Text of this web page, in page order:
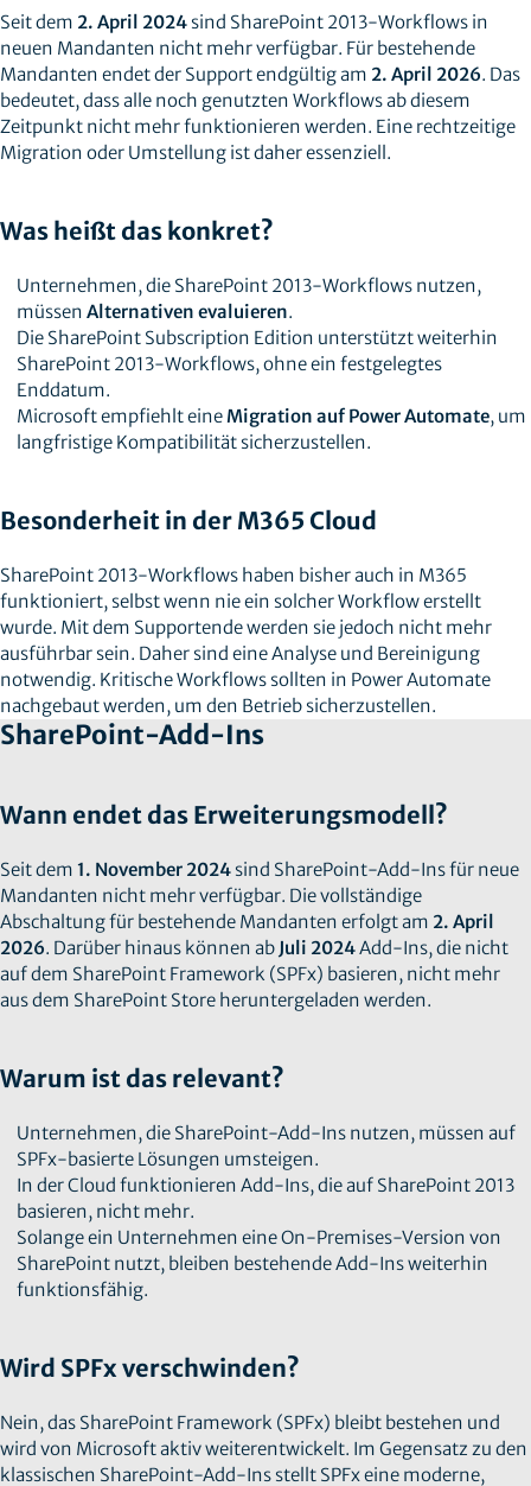
Seit dem 2. April 2024 sind SharePoint 2013-Workflows in
neuen Mandanten nicht mehr verfügbar. Für bestehende
Mandanten endet der Support endgültig am 2. April 2026. Das
bedeutet, dass alle noch genutzten Workflows ab diesem
Zeitpunkt nicht mehr funktionieren werden. Eine rechtzeitige
Migration oder Umstellung ist daher essenziell.
Was heißt das konkret?
Unternehmen, die SharePoint 2013-Workflows nutzen,
müssen Alternativen evaluieren.
Die SharePoint Subscription Edition unterstützt weiterhin
SharePoint 2013-Workflows, ohne ein festgelegtes
Enddatum.
Microsoft empfiehlt eineMigration auf Power Automate, um
langfristige Kompatibilität sicherzustellen.
Besonderheit in der M365 Cloud
SharePoint 2013-Workflows haben bisher auch in M365
funktioniert, selbst wenn nie ein solcher Workflow erstellt
wurde. Mit dem Supportende werden sie jedoch nicht mehr
ausführbar sein. Daher sind eine Analyse und Bereinigung
notwendig. Kritische Workflows sollten in Power Automate
nachgebaut werden, um den Betrieb sicherzustellen.
SharePoint-Add-Ins
Wann endet das Erweiterungsmodell?
Seit dem 1. November 2024 sind SharePoint-Add-Ins für neue
Mandanten nicht mehr verfügbar. Die vollständige
Abschaltung für bestehende Mandanten erfolgt am 2. April
2026. Darüber hinaus können ab Juli 2024Add-Ins, die nicht
auf dem SharePoint Framework (SPFx) basieren, nicht mehr
aus dem SharePoint Store heruntergeladen werden.
Warum ist das relevant?
Unternehmen, die SharePoint-Add-Ins nutzen, müssen auf
SPFx-basierte Lösungen umsteigen.
In der Cloud funktionieren Add-Ins, die auf SharePoint 2013
basieren, nicht mehr.
Solange ein Unternehmen eine On-Premises-Version von
SharePoint nutzt, bleiben bestehende Add-Ins weiterhin
funktionsfähig.
Wird SPFx verschwinden?
Nein, das SharePoint Framework (SPFx) bleibt bestehen und
wird von Microsoft aktiv weiterentwickelt. Im Gegensatz zu den
klassischen SharePoint-Add-Ins stellt SPFx eine moderne,